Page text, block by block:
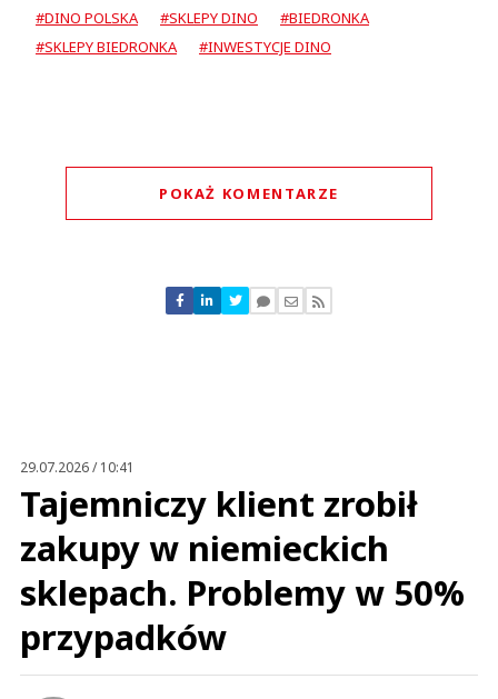
#DINO POLSKA #SKLEPY DINO
#BIEDRONKA
#SKLEPY BIEDRONKA
#INWESTYCJE DINO
POKAŻ KOMENTARZE
Ciekawe czy znajdą pracowników do tego obozu pracy
Pracownik Sklepu
Odpowiedz
0
Nie znaleziono komentarzy
Zostaw swoje komentarze
29.07.2026 / 10:41
Tajemniczy klient zrobił
zakupy w niemieckich
sklepach. Problemy w 50%
przypadków